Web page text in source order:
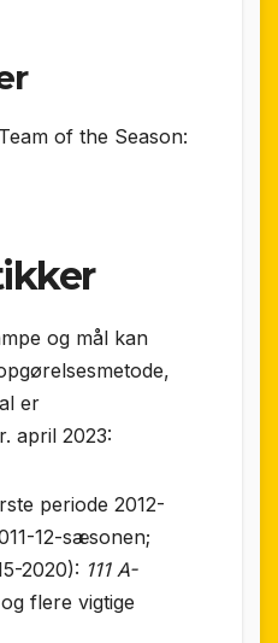
of the Season:
og mål kan
er
april 2023:
periode 2012-
12-sæsonen;
2020): 111 A-
flere vigtige